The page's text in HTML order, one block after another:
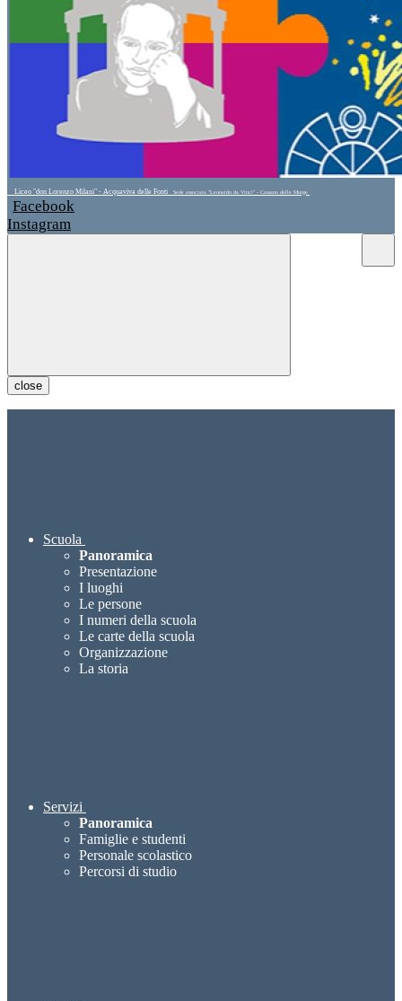
Liceo "don Lorenzo Milani" - Acquaviva delle Fonti Sede associata "Leonardo da Vinci" - Cassano delle Murge
Facebook
Instagram
close
Scuola
Panoramica
Presentazione
I luoghi
Le persone
I numeri della scuola
Le carte della scuola
Organizzazione
La storia
Servizi
Panoramica
Famiglie e studenti
Personale scolastico
Percorsi di studio